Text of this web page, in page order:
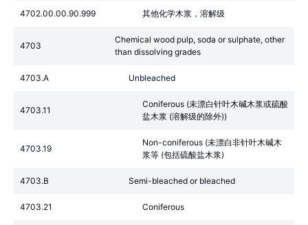
4702.00.00.90.999 其他化学木浆，溶解级
4703
Chemical wood pulp, soda or sulphate, other
than dissolving grades
4703.A Unbleached
4703.11
Coniferous (未漂白针叶木碱木浆或硫酸
盐木浆 (溶解级的除外))
4703.19
Non-coniferous (未漂白非针叶木碱木
浆等 (包括硫酸盐木浆)
4703.B Semi-bleached or bleached
4703.21 Coniferous